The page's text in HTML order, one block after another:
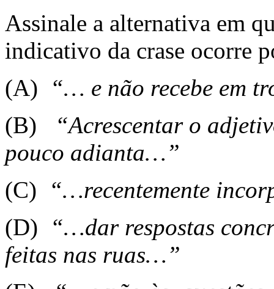
Assinale a alternativa em
indicativo da crase ocorre
(A)
“… e não recebe em
(B)
“Acrescentar o
pouco adianta…”
(C)
“…recentemente
(D)
“…dar respostas
feitas nas ruas…”